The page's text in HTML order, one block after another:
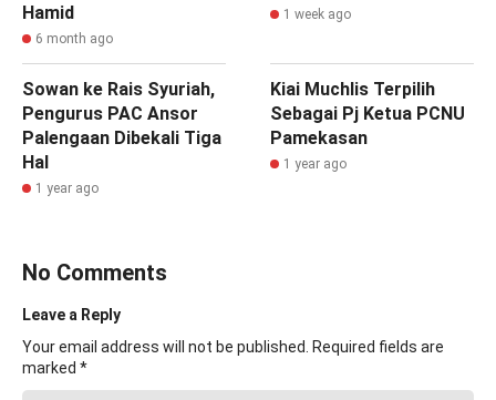
Hamid
6 month ago
1 week ago
Sowan ke Rais Syuriah,
Pengurus PAC Ansor
Palengaan Dibekali Tiga
Hal
1 year ago
Kiai Muchlis Terpilih
Sebagai Pj Ketua PCNU
Pamekasan
1 year ago
No Comments
Leave a Reply
Your email address will not be published.
Required fields are
marked *